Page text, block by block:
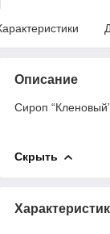
Описание
Сироп
Скрыть